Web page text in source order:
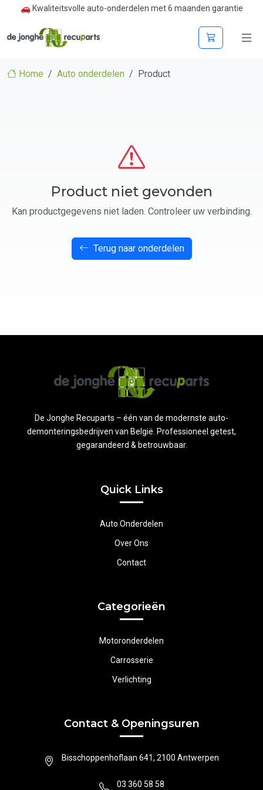
🚗 Kwaliteitsvolle auto-onderdelen met 6 maanden garantie
Home Auto onderdelen Product
Product niet gevonden
Kan productgegevens niet laden. Controleer uw verbinding.
Terug naar onderdelen
De Jonghe Recuparts – één van de modernste auto-
demonteringsbedrijven van België. Professioneel getest,
gegarandeerd & betrouwbaar.
Quick Links
Auto Onderdelen
Over Ons
Contact
Categorieën
Motoronderdelen
Carrosserie
Verlichting
Contact & Openingsuren
Bisschoppenhoflaan 641, 2100 Antwerpen
03 360 58 58